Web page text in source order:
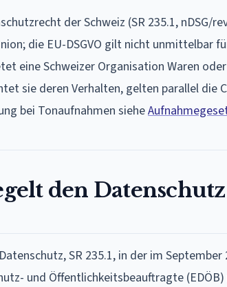
der Schweiz (SR 235.1, nDSG/
die EU-DSGVO gilt nicht unmittelbar
eine Schweizer Organisation Waren oder
sie deren Verhalten, gelten parallel die
bei Tonaufnahmen siehe
den
SR 235.1, in der im September
und Öffentlichkeitsbeauftragte